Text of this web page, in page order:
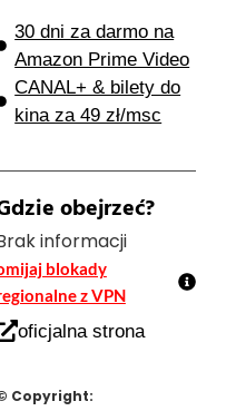
30 dni za darmo na
Amazon Prime Video
CANAL+ & bilety do
kina za 49 zł/msc
obejrzeć?
informacji
blokady
z VPN
oficjalna strona
Copyright: